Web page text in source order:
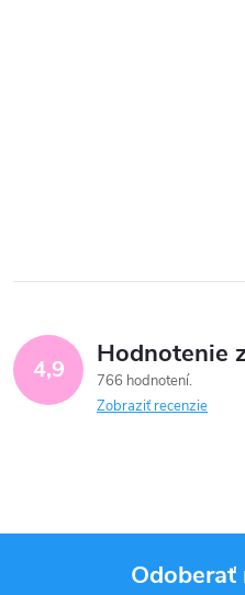
4,9 Hodnotenie
766 hodnotení
Zobraziť recenzie